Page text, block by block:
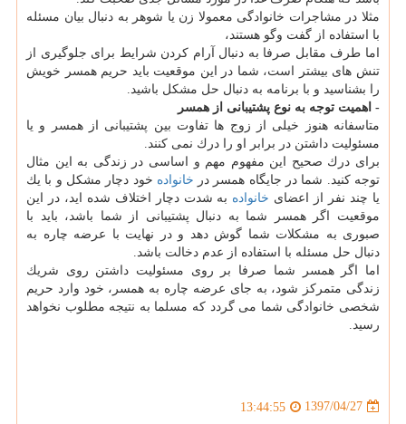
مثلا در مشاجرات خانوادگی معمولا زن یا شوهر به دنبال بیان مسئله
با استفاده از گفت وگو هستند،
اما طرف مقابل صرفا به دنبال آرام كردن شرایط برای جلوگیری از
تنش های بیشتر است، شما در این موقعیت باید حریم همسر خویش
را بشناسید و با برنامه به دنبال حل مشكل باشید.
- اهمیت توجه به نوع پشتیبانی از همسر
متاسفانه هنوز خیلی از زوج ها تفاوت بین پشتیبانی از همسر و یا
مسئولیت داشتن در برابر او را درك نمی كنند.
برای درك صحیح این مفهوم مهم و اساسی در زندگی به این مثال
توجه كنید. شما در جایگاه همسر در خانواده خود دچار مشكل و با یك
یا چند نفر از اعضای خانواده به شدت دچار اختلاف شده اید، در این
موقعیت اگر همسر شما به دنبال پشتیبانی از شما باشد، باید با
صبوری به مشكلات شما گوش دهد و در نهایت با عرضه چاره به
دنبال حل مسئله با استفاده از عدم دخالت باشد.
اما اگر همسر شما صرفا بر روی مسئولیت داشتن روی شریك
زندگی متمركز شود، به جای عرضه چاره به همسر، خود وارد حریم
شخصی خانوادگی شما می گردد كه مسلما به نتیجه مطلوب نخواهد
رسید.
1397/04/27
13:44:55